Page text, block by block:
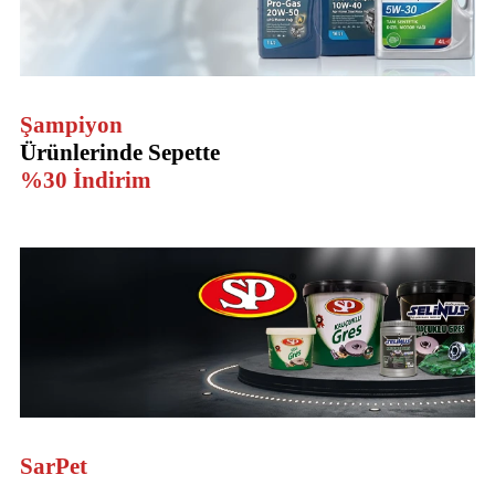
Şampiyon
Ürünlerinde Sepette
%30 İndirim
SarPet